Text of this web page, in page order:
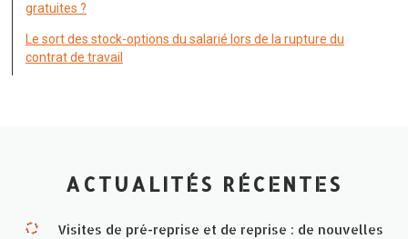
gratuites ?
Le sort des stock-options du salarié lors de la rupture du
contrat de travail
ACTUALITÉS RÉCENTES
Visites de pré-reprise et de reprise : de nouvelles